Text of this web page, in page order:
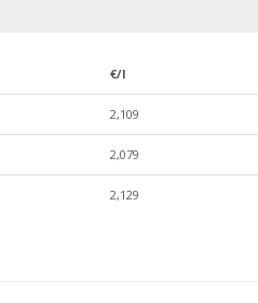
€/l
2,109
2,079
2,129